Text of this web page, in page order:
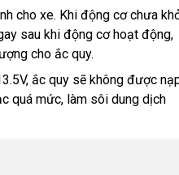
cho xe. Khi động cơ chưa
sau khi động cơ hoạt động,
cho ắc quy.
ắc quy sẽ không được
quá mức, làm sôi dung dịch